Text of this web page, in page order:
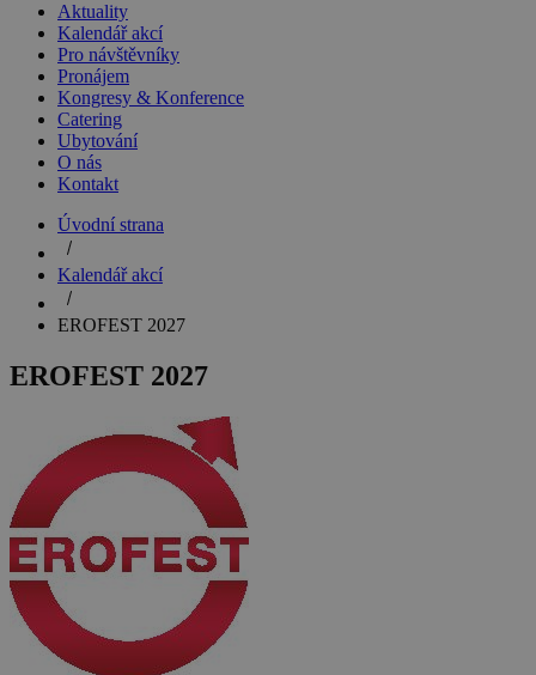
Aktuality
Kalendář akcí
Pro návštěvníky
Pronájem
Kongresy & Konference
Catering
Ubytování
O nás
Kontakt
Úvodní strana
Kalendář akcí
EROFEST 2027
EROFEST 2027